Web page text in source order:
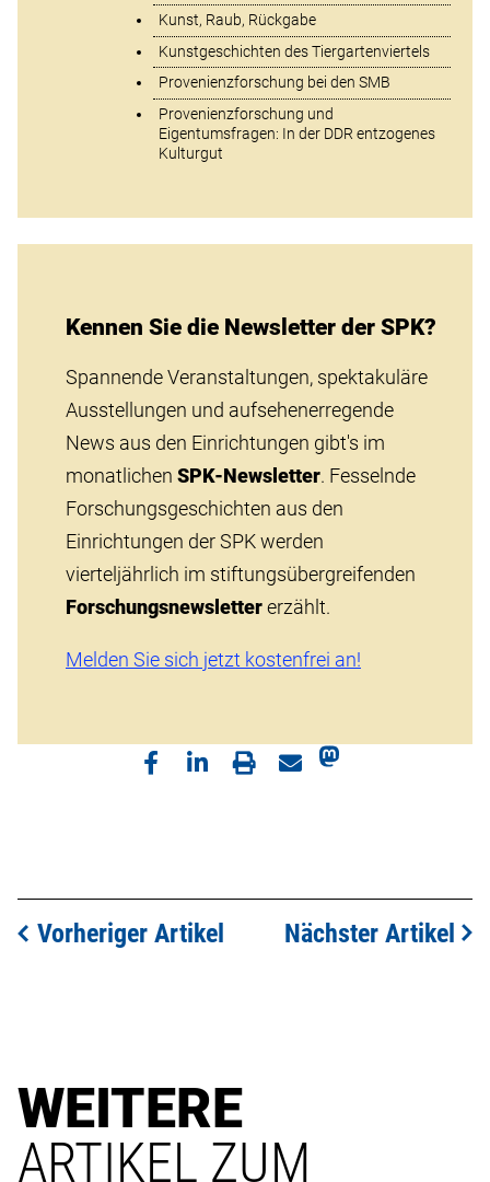
Kunst, Raub, Rückgabe
Kunstgeschichten des Tiergartenviertels
Provenienzforschung bei den SMB
Provenienzforschung und
Eigentumsfragen: In der DDR entzogenes
Kulturgut
Kennen Sie die Newsletter der SPK?
Spannende Veranstaltungen, spektakuläre
Ausstellungen und aufsehenerregende
News aus den Einrichtungen gibt's im
monatlichen SPK-Newsletter. Fesselnde
Forschungsgeschichten aus den
Einrichtungen der SPK werden
vierteljährlich im stiftungsübergreifenden
Forschungsnewslettererzählt.
Melden Sie sich jetzt kostenfrei an!
Vorheriger Artikel Nächster Artikel
WEITERE
ARTIKEL ZUM